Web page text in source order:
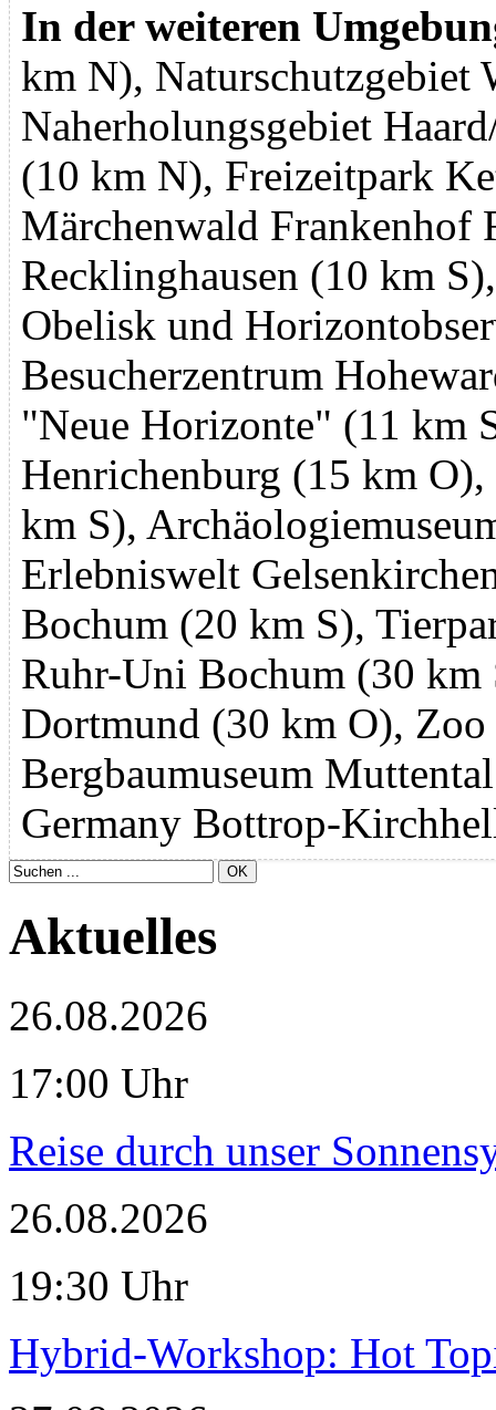
In der weiteren
km N), Naturschutzgebiet
Naherholungsgebiet
(10 km N), Freizeitpark
Märchenwald Frankenhof
Recklinghausen (10 km
Obelisk und
Besucherzentrum
"Neue Horizonte" (11 km
Henrichenburg (15 km
km S),
Erlebniswelt
Bochum (20 km S),
Ruhr-Uni Bochum (30 km
Dortmund (30 km O),
Bergbaumuseum
Germany Bottrop-
Aktuelles
26.08.2026
17:00 Uhr
Reise durch unser
26.08.2026
19:30 Uhr
Hybrid-Workshop: Hot